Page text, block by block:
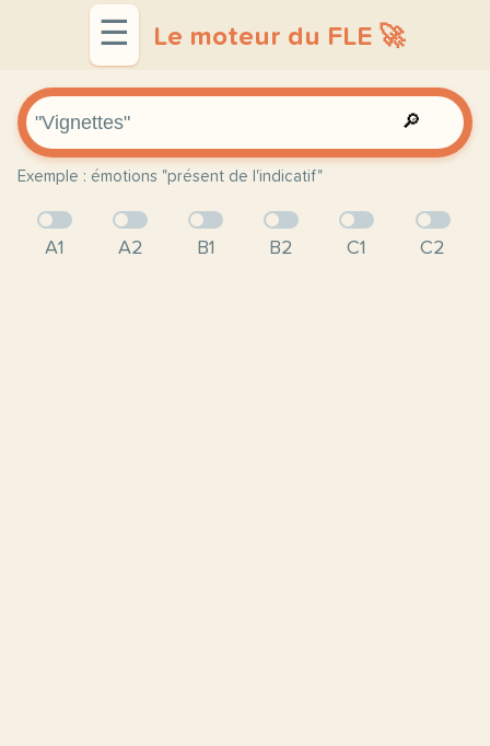
☰ Le moteur du FLE 🚀
🔎
Exemple : émotions "présent de l'indicatif"
A1 A2 B1 B2 C1 C2